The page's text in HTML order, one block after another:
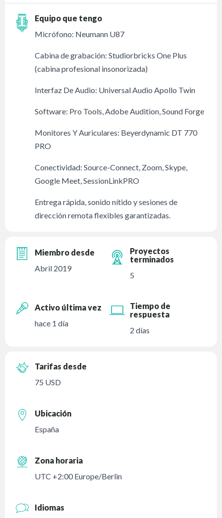
Equipo que tengo
Micrófono: Neumann U87
Cabina de grabación: Studiorbricks One Plus
(cabina profesional insonorizada)
Interfaz De Audio: Universal Audio Apollo Twin
Software: Pro Tools, Adobe Audition, Sound Forge
Monitores Y Auriculares: Beyerdynamic DT 770
PRO
Conectividad: Source-Connect, Zoom, Skype,
Google Meet, SessionLinkPRO
Entrega rápida, sonido nítido y sesiones de
dirección remota flexibles garantizadas.
Miembro desde
Abril 2019
Proyectos
terminados
5
Activo última vez
hace 1 día
Tiempo de
respuesta
2 días
Tarifas desde
75 USD
Ubicación
España
Zona horaria
UTC +2:00 Europe/Berlin
Idiomas